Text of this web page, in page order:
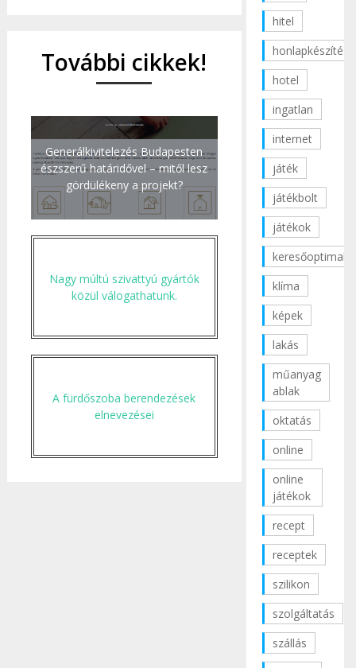
További cikkek!
Generálkivitelezés Budapesten
észszerű határidővel – mitől lesz
gördülékeny a projekt?
Nagy múltú szivattyú gyártók
közül válogathatunk.
A fürdőszoba berendezések
elnevezései
hitel
honlapkészítés
hotel
ingatlan
internet
játék
játékbolt
játékok
klíma
képek
lakás
műanyag
ablak
oktatás
online
online
játékok
recept
receptek
szilikon
szolgáltatás
szállás